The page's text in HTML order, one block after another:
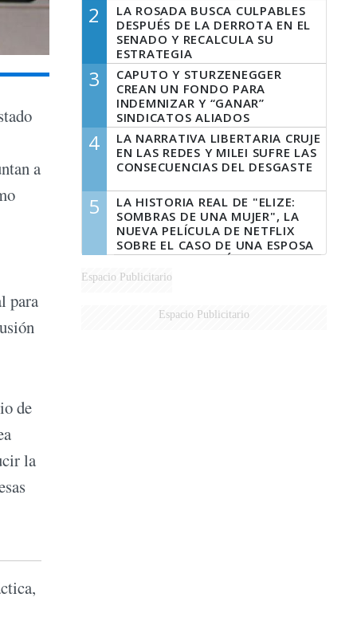
a
para
de
la
2
LA ROSADA BUSCA CULPABLES
DESPUÉS DE LA DERROTA EN EL
SENADO Y RECALCULA SU
ESTRATEGIA
3
CAPUTO Y STURZENEGGER
CREAN UN FONDO PARA
INDEMNIZAR Y “GANAR”
SINDICATOS ALIADOS
4
LA NARRATIVA LIBERTARIA CRUJE
EN LAS REDES Y MILEI SUFRE LAS
CONSECUENCIAS DEL DESGASTE
5
LA HISTORIA REAL DE "ELIZE:
SOMBRAS DE UNA MUJER", LA
NUEVA PELÍCULA DE NETFLIX
SOBRE EL CASO DE UNA ESPOSA
QUE DESCUARTIZÓ A SU
MARIDO
Espacio Publicitario
Espacio Publicitario